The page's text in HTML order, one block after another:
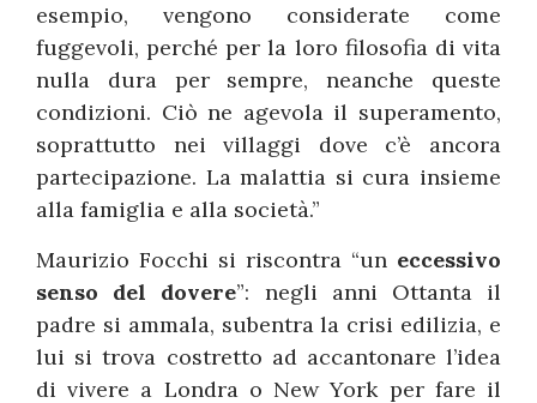
esempio, vengono considerate come
fuggevoli, perché per la loro filosofia di vita
nulla dura per sempre, neanche queste
condizioni. Ciò ne agevola il superamento,
soprattutto nei villaggi dove c’è ancora
partecipazione. La malattia si cura insieme
alla famiglia e alla società.”
Maurizio Focchi si riscontra “un eccessivo
senso del dovere”: negli anni Ottanta il
padre si ammala, subentra la crisi edilizia, e
lui si trova costretto ad accantonare l’idea
di vivere a Londra o New York per fare il